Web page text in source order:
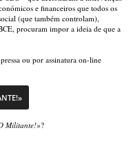
e financeiros que todos os
(que também controlam),
procuram impor a ideia de que a
ou por assinatura on-line
Militante!»?